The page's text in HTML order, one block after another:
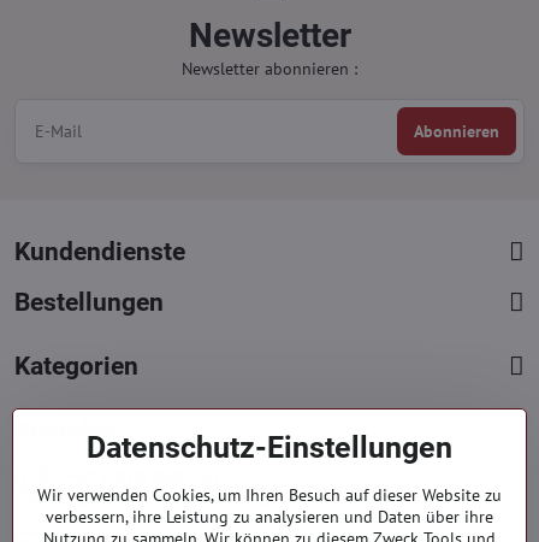
Newsletter
Newsletter abonnieren :
Abonnieren
Kundendienste
Bestellungen
Kategorien
Kontakte
Mont. - Freit. : 09:00 - 15:00 hod.
Datenschutz-Einstellungen
Wir verwenden Cookies, um Ihren Besuch auf dieser Website zu
verbessern, ihre Leistung zu analysieren und Daten über ihre